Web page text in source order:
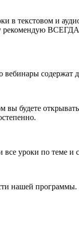
в текстовом и
ВСЕГДА
вебинары
будете
уроки по теме и
нашей